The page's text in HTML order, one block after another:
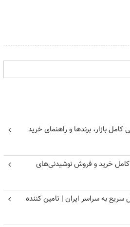
بازار، برندها و راهنمای خرید
کامل خرید و فروش نوشیدنی‌های
به سراسر ایران | تامین کننده